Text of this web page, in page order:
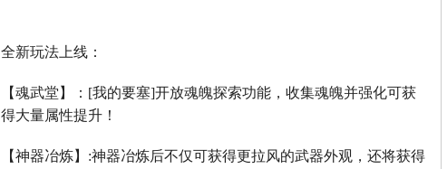
全新玩法上线：
【魂武堂】： [我的要塞]开放魂魄探索功能，收集魂魄并强化可获
得大量属性提升！
【神器冶炼】 :神器冶炼后不仅可获得更拉风的武器外观，还将获得